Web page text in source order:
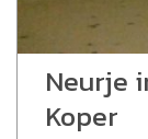
Neurje
Koper